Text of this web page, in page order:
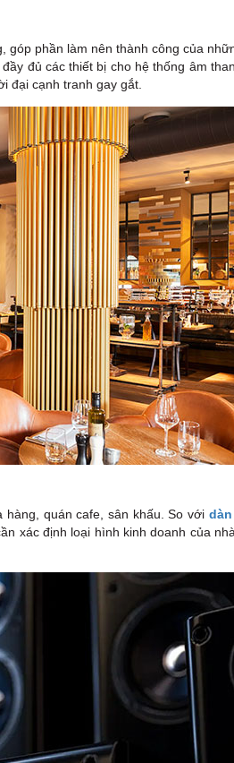
góp phần làm nên thành công của
đủ các thiết bị cho hệ thống âm
đại cạnh tranh gay gắt.
quán cafe, sân khấu. So với
xác định loại hình kinh doanh của